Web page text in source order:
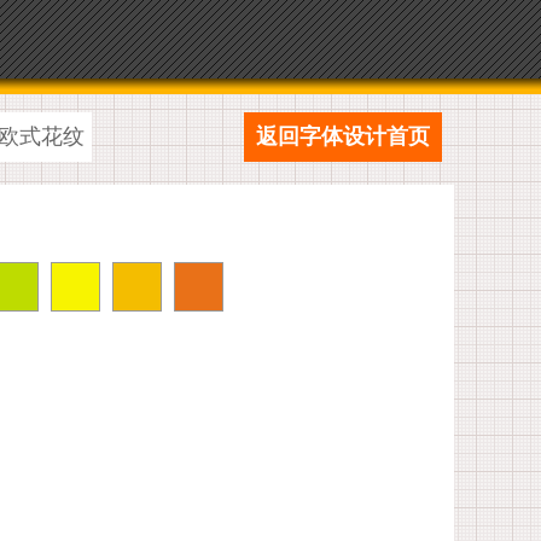
式花纹 返回字体设计首页